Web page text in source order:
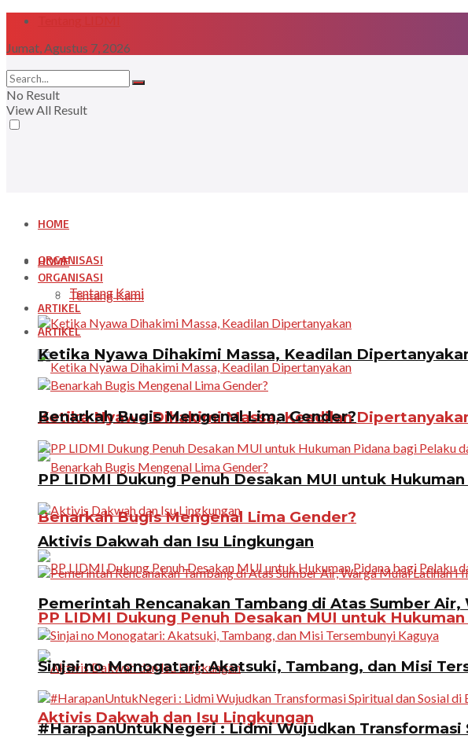
Jumat, Agustus 7, 2026
No Result
View All Result
HOME
ORGANISASI
Tentang Kami
ARTIKEL
Ketika Nyawa Dihakimi Massa, Keadilan
Benarkah Bugis Mengenal Lima Gender?
PP LIDMI Dukung Penuh Desakan MUI untuk
Aktivis Dakwah dan Isu Lingkungan
HOME
ORGANISASI
Tentang Kami
ARTIKEL
Ketika Nyawa Dihakimi Massa, Keadilan
Benarkah Bugis Mengenal Lima Gender?
PP LIDMI Dukung Penuh Desakan MUI untuk
Aktivis Dakwah dan Isu Lingkungan
Pemerintah Rencanakan Tambang di Atas Sumber
Sinjai no Monogatari: Akatsuki, Tambang, dan Misi
#HarapanUntukNegeri : Lidmi Wujudkan Transformasi